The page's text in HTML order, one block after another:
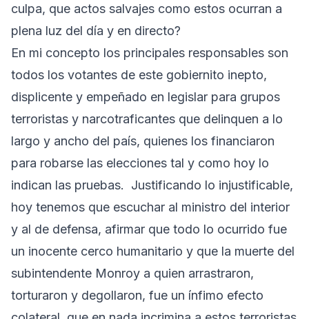
culpa, que actos salvajes como estos ocurran a
plena luz del día y en directo?
En mi concepto los principales responsables son
todos los votantes de este gobiernito inepto,
displicente y empeñado en legislar para grupos
terroristas y narcotraficantes que delinquen a lo
largo y ancho del país, quienes los financiaron
para robarse las elecciones tal y como hoy lo
indican las pruebas. Justificando lo injustificable,
hoy tenemos que escuchar al ministro del interior
y al de defensa, afirmar que todo lo ocurrido fue
un inocente cerco humanitario y que la muerte del
subintendente Monroy a quien arrastraron,
torturaron y degollaron, fue un ínfimo efecto